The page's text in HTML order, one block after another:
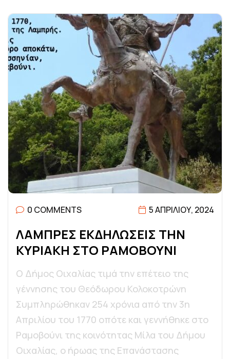
0 COMMENTS 5 ΑΠΡΙΛΊΟΥ, 2024
ΛΑΜΠΡΕΣ ΕΚΔΗΛΩΣΕΙΣ ΤΗΝ
ΚΥΡΙΑΚΗ ΣΤΟ ΡΑΜΟΒΟΥΝΙ
Ο Δήμος Οιχαλίας τιμά την επέτειο της
γέννησης του Θεόδωρου Κολοκοτρώνη
Συμπληρώθηκαν 254 χρόνια από την 3η
Απριλίου του 1770 οπότε και γεννήθηκε στο
Ραμοβούνι της κοινότητας Μίλα του Δήμου
Οιχαλίας, ο ήρωας της Επανάστασης